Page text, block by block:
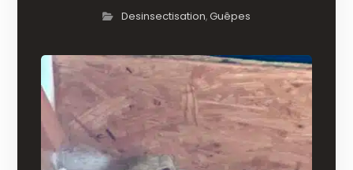
Desinsectisation,Guêpes